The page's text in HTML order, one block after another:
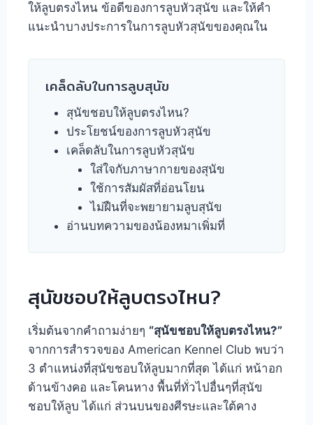
ให้ลูบตรงไหน ข้อดีของการลูบหัวสุนัข และให้คำ
แนะนำบางประการในการลูบหัวสุนัขของคุณใน
เคล็ดลับในการลูบสุนัข
สุนัขชอบให้ลูบตรงไหน?
ประโยชน์ของการลูบหัวสุนัข
เคล็ดลับในการลูบหัวสุนัข
ใส่ใจกับภาษากายของสุนัข
ใช้การสัมผัสที่อ่อนโยน
ไม่ฝืนที่จะพยายามลูบสุนัข
อ่านบทความของน้องหมาเพิ่มที่
สุนัขชอบให้ลูบตรงไหน?
เริ่มต้นจากคำถามง่ายๆ “สุนัขชอบให้ลูบตรงไหน?”
จากการสำรวจของ American Kennel Club พบว่า
3 ตำแหน่งที่สุนัขชอบให้ลูบมากที่สุด ได้แก่ หน้าอก
ด้านข้างคอ และโคนหาง พื้นที่ทั่วไปอื่นๆที่สุนัข
ชอบให้ลูบ ได้แก่ ส่วนบนของศีรษะและใต้คาง